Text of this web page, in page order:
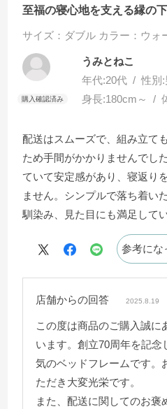
至福の寝心地を支える縁の
サイズ：ダブル カラー：ウォ
うみとねこ
年代:20代 性別:
身長:180cm～
配送はスムーズで、組み立て
ため手間がかかりませんでし
ていて安定感があり、寝返り
ません。シンプルで落ち着い
馴染み、見た目にも満足してい
参考にな
店舗からの回答 2025.8.19
この度は商品のご購入誠に
います。創立70周年を記念
気のベッドフレームです。
ただき大変光栄です。
また、配送に関してのお褒